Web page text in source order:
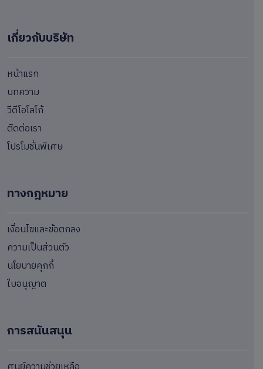
เกี่ยวกับบริษัท
หน้าแรก
บทความ
วีดีโอโลโก้
ติดต่อเรา
โปรโมชั่นพิเศษ
ทางกฎหมาย
เงื่อนไขและข้อตกลง
ความเป็นส่วนตัว
นโยบายคุกกี้
ใบอนุญาต
การสนันสนุน